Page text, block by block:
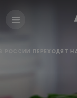
В РОССИИ ПЕРЕХОДЯТ